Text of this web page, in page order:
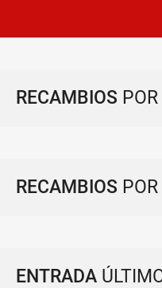
RECAMBIOS
RECAMBIOS
ENTRADA